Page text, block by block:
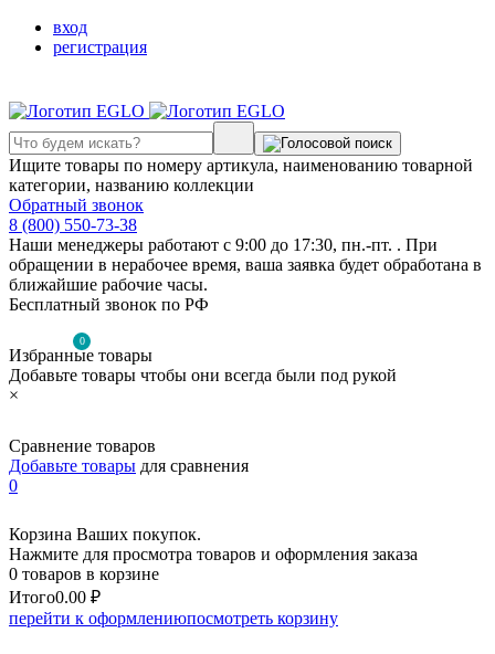
вход
регистрация
Ищите товары по номеру артикула, наименованию товарной
категории, названию коллекции
Обратный звонок
8 (800) 550-73-38
Наши менеджеры работают с 9:00 до 17:30, пн.-пт. . При
обращении в нерабочее время, ваша заявка будет обработана в
ближайшие рабочие часы.
Бесплатный звонок по РФ
0
Избранные товары
Добавьте товары чтобы они всегда были под рукой
×
Сравнение товаров
Добавьте товары для сравнения
0
Корзина Ваших покупок.
Нажмите для просмотра товаров и оформления заказа
0 товаров в корзине
Итого0.00 ₽
перейти к оформлениюпосмотреть корзину